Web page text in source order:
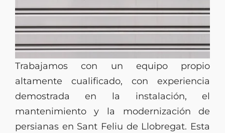
Trabajamos con un equipo propio
altamente cualificado, con experiencia
demostrada en la instalación, el
mantenimiento y la modernización de
persianas en Sant Feliu de Llobregat. Esta